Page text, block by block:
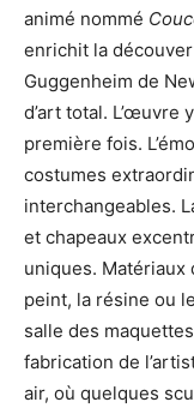
animé nommé
enrichit la
Guggenheim de
d’art total. L’œuvre
première fois.
costumes
interchangeables.
et chapeaux
uniques. Matériaux
peint, la résine ou
salle des
fabrication de
air, où quelques